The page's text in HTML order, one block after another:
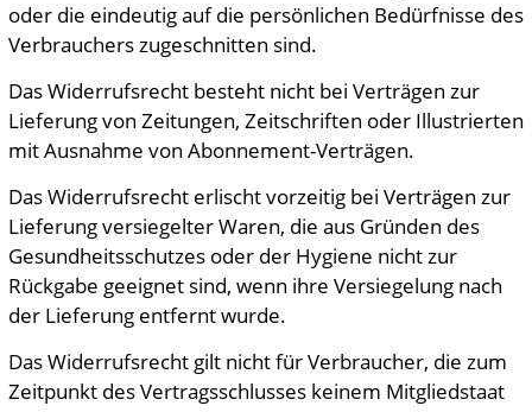
oder die eindeutig auf die persönlichen Bedürfnisse des
Verbrauchers zugeschnitten sind.
Das Widerrufsrecht besteht nicht bei Verträgen zur
Lieferung von Zeitungen, Zeitschriften oder Illustrierten
mit Ausnahme von Abonnement-Verträgen.
Das Widerrufsrecht erlischt vorzeitig bei Verträgen zur
Lieferung versiegelter Waren, die aus Gründen des
Gesundheitsschutzes oder der Hygiene nicht zur
Rückgabe geeignet sind, wenn ihre Versiegelung nach
der Lieferung entfernt wurde.
Das Widerrufsrecht gilt nicht für Verbraucher, die zum
Zeitpunkt des Vertragsschlusses keinem Mitgliedstaat